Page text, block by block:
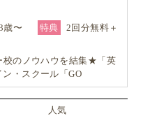
歳〜 特典
2回分無料＋
校のノウハウを結集★「英
・スクール「GO
人気